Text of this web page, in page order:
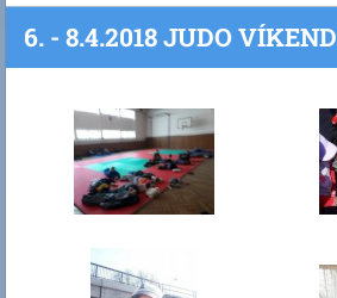
6. - 8.4.2018 JUDO VÍKEND